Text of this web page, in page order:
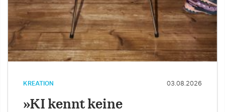
KREATION 03.08.2026
»KI kennt keine